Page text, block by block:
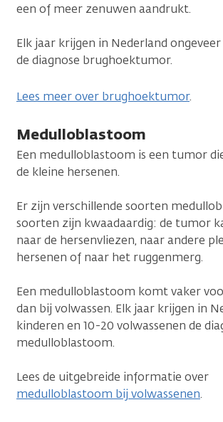
een of meer zenuwen aandrukt.
Elk jaar krijgen in Nederland ongeveer
de diagnose brughoektumor.
Lees meer over brughoektumor.
Medulloblastoom
Een medulloblastoom is een tumor
de kleine hersenen.
Er zijn verschillende soorten
soorten zijn kwaadaardig: de tumor
naar de hersenvliezen, naar andere
hersenen of naar het ruggenmerg.
Een medulloblastoom komt vaker
dan bij volwassen. Elk jaar krijgen in
kinderen en 10-20 volwassenen de
medulloblastoom.
Lees de uitgebreide informatie over
medulloblastoom bij volwassenen.